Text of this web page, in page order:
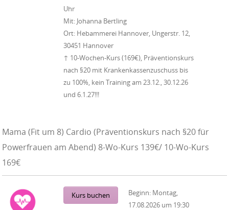
Uhr
Mit: Johanna Bertling
Ort: Hebammerei Hannover, Ungerstr. 12,
30451 Hannover
↑ 10-Wochen-Kurs (169€), Präventionskurs
nach §20 mit Krankenkassenzuschuss bis
zu 100%, kein Training am 23.12., 30.12.26
und 6.1.27!!!
Mama (Fit um 8) Cardio (Präventionskurs nach §20 für
Powerfrauen am Abend) 8-Wo-Kurs 139€/ 10-Wo-Kurs
169€
Kurs buchen Beginn: Montag,
17.08.2026 um 19:30